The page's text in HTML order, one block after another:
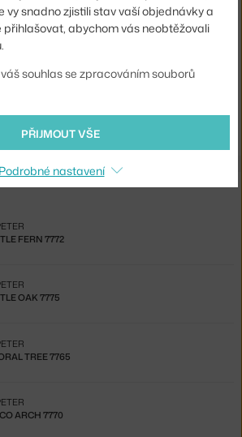
tapeta
7773
Switch to
Little Fern 7773
FERN 7772
OAK 7775
TREE 7765
ARCH 7770
vy snadno zjistili stav vaší objednávky a
přihlašovat, abychom vás neobtěžovali
souhlas se zpracováním souborů
PŘIJMOUT VŠE
Podrobné nastavení